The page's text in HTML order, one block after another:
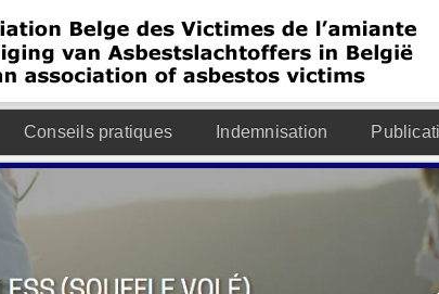
Conseils pratiques Indemnisation